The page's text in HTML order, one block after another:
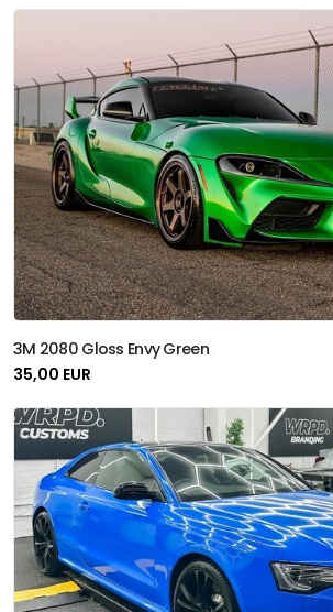
3M 2080 Gloss Envy Green
35,00 EUR